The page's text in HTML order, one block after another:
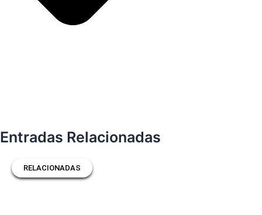
Entradas Relacionadas
RELACIONADAS